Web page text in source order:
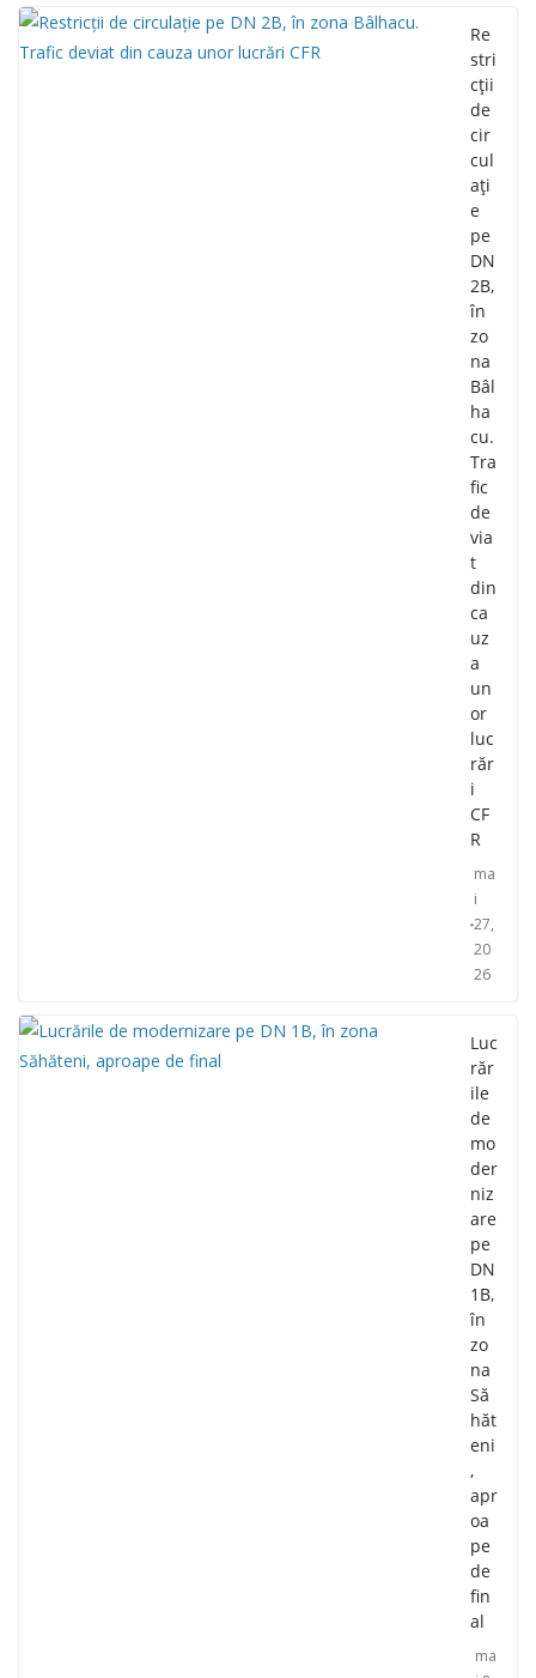
Re
stri
cții
de
cir
cul
ați
e
pe
DN
2B,
în
zo
na
Bâl
ha
cu.
Tra
fic
de
via
t
din
ca
uz
a
un
or
luc
răr
i
CF
R
ma
i
27,
20
26
Luc
răr
ile
de
mo
der
niz
are
pe
DN
1B,
în
zo
na
Să
hăt
eni
,
apr
oa
pe
de
fin
al
ma